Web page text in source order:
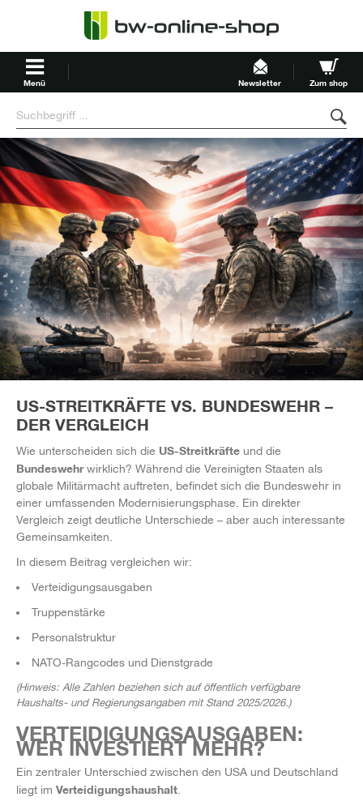
Menü Newsletter Zum shop
US-STREITKRÄFTE VS. BUNDESWEHR –
DER VERGLEICH
Wie unterscheiden sich die US-Streitkräfte und die
Bundeswehrwirklich? Während die Vereinigten Staaten als
globale Militärmacht auftreten, befindet sich die Bundeswehr in
einer umfassenden Modernisierungsphase. Ein direkter
Vergleich zeigt deutliche Unterschiede – aber auch interessante
Gemeinsamkeiten.
In diesem Beitrag vergleichen wir:
Verteidigungsausgaben
Truppenstärke
Personalstruktur
NATO-Rangcodes und Dienstgrade
(Hinweis: Alle Zahlen beziehen sich auf öffentlich verfügbare
Haushalts- und Regierungsangaben mit Stand 2025/2026.)
VERTEIDIGUNGSAUSGABEN:
WER INVESTIERT MEHR?
Ein zentraler Unterschied zwischen den USA und Deutschland
liegt im Verteidigungshaushalt